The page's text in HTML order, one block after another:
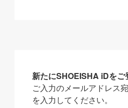
新たにSHOEISHA iDをご
ご入力のメールアドレス
を入力してください。